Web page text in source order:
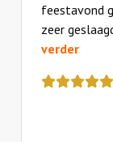
feestavond
zeer
verder
review